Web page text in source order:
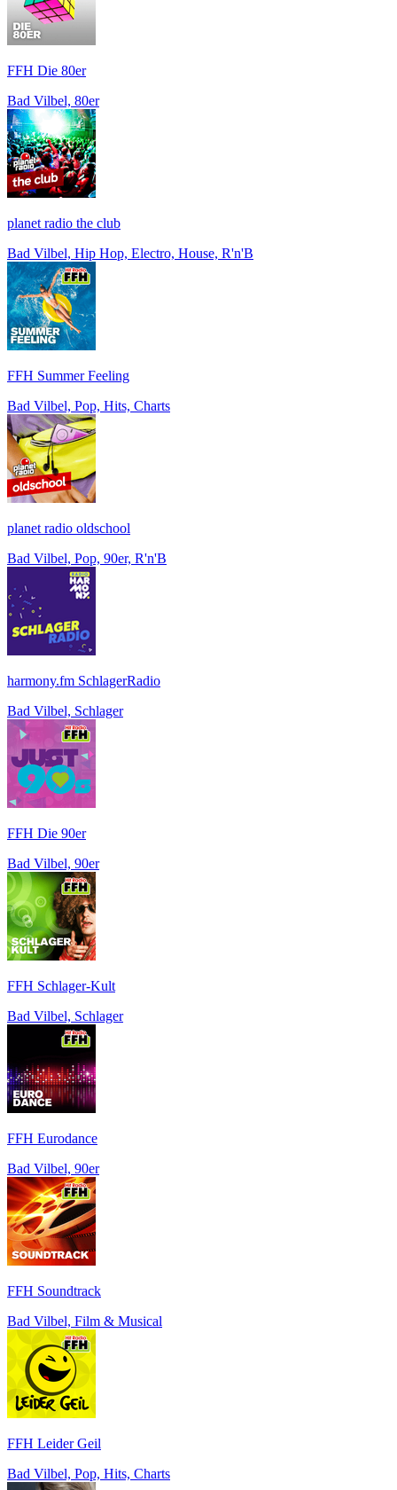
FFH Die 80er
Bad Vilbel, 80er
planet radio the club
Bad Vilbel, Hip Hop, Electro, House, R'n'B
FFH Summer Feeling
Bad Vilbel, Pop, Hits, Charts
planet radio oldschool
Bad Vilbel, Pop, 90er, R'n'B
harmony.fm SchlagerRadio
Bad Vilbel, Schlager
FFH Die 90er
Bad Vilbel, 90er
FFH Schlager-Kult
Bad Vilbel, Schlager
FFH Eurodance
Bad Vilbel, 90er
FFH Soundtrack
Bad Vilbel, Film & Musical
FFH Leider Geil
Bad Vilbel, Pop, Hits, Charts